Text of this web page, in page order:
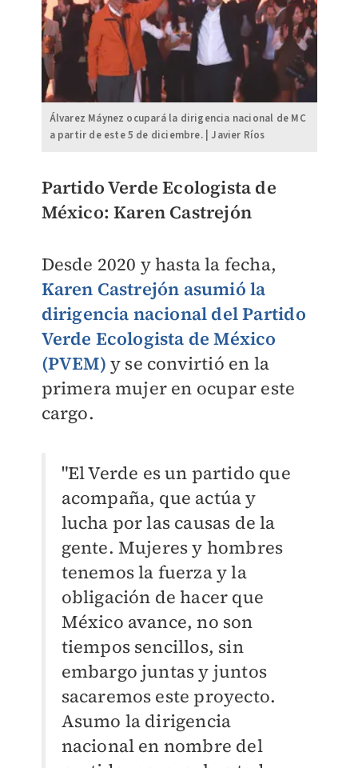
Álvarez Máynez ocupará la dirigencia nacional de MC
a partir de este 5 de diciembre. | Javier Ríos
​Partido Verde Ecologista de
México: Karen Castrejón
Desde 2020 y hasta la fecha,
Karen Castrejón asumió la
dirigencia nacional del Partido
Verde Ecologista de México
(PVEM) y se convirtió en la
primera mujer en ocupar este
cargo.
"El Verde es un partido que
acompaña, que actúa y
lucha por las causas de la
gente. Mujeres y hombres
tenemos la fuerza y la
obligación de hacer que
México avance, no son
tiempos sencillos, sin
embargo juntas y juntos
sacaremos este proyecto.
Asumo la dirigencia
nacional en nombre del